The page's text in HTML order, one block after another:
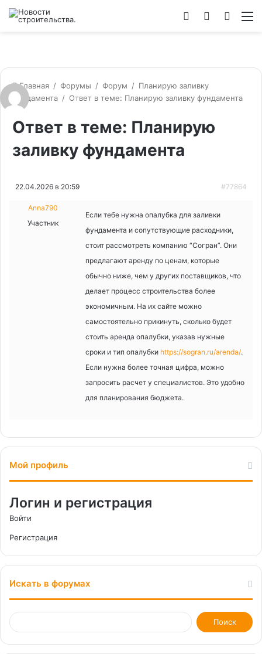
Switch
Войти
Главная / Форумы / Форум / Планирую заливку
фундамента / Ответ в теме: Планирую заливку фундамента
Ответ в теме: Планирую
заливку фундамента
22.04.2026 в 20:59 #77864
Anna790
Участник
Если тебе нужна опалубка для заливки
фундамента и сопутствующие расходники,
стоит рассмотреть компанию “Согран”. Они
предлагают аренду по ценам, которые
обычно ниже, чем у других поставщиков, что
делает процесс строительства более
экономичным. На их сайте можно
самостоятельно прикинуть, сколько будет
стоить аренда опалубки, указав нужные
сроки и тип опалубки https://sogran.ru/arenda/.
Если нужна более точная цифра, можно
запросить расчет у специалистов. Это удобно
для планирования бюджета.
Мой профиль
Логин и регистрация
Войти
Регистрация
Искать в форумах